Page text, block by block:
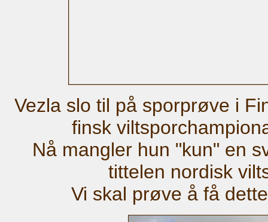
Vezla slo til på sporprøve i
finsk
Nå mangler hun "kun" en
tittelen nordisk
Vi skal prøve å få